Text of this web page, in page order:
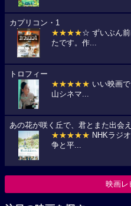
カプリコン・1
★★★★☆ ずいぶん前
たです。作...
トロフィー
★★★★★ いい映画
山シネマ...
あの花が咲く丘で、君とまた出会え
★★★★★ NHKラジ
争と平...
映画レ